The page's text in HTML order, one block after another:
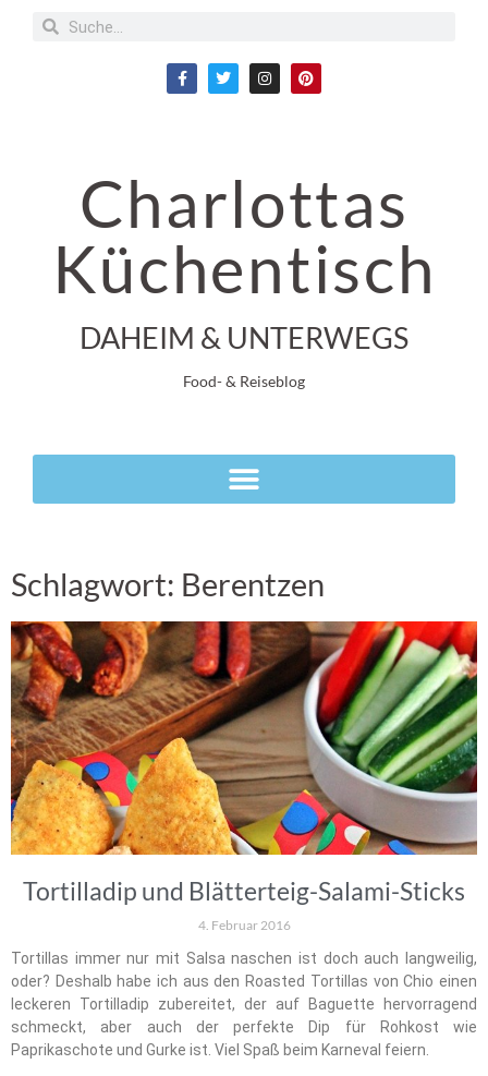
Charlottas
Küchentisch
DAHEIM & UNTERWEGS
Food- & Reiseblog
Schlagwort: Berentzen
Tortilladip und Blätterteig-Salami-Sticks
4. Februar 2016
Tortillas immer nur mit Salsa naschen ist doch auch langweilig,
oder? Deshalb habe ich aus den Roasted Tortillas von Chio einen
leckeren Tortilladip zubereitet, der auf Baguette hervorragend
schmeckt, aber auch der perfekte Dip für Rohkost wie
Paprikaschote und Gurke ist. Viel Spaß beim Karneval feiern.